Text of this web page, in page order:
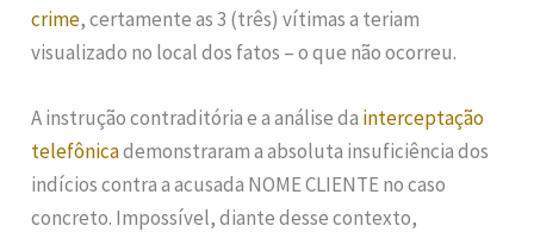
crime, certamente as 3 (três) vítimas a teriam
visualizado no local dos fatos – o que não ocorreu.
A instrução contraditória e a análise da interceptação
telefônicademonstraram a absoluta insuficiência dos
indícios contra a acusada NOME CLIENTE no caso
concreto. Impossível, diante desse contexto,